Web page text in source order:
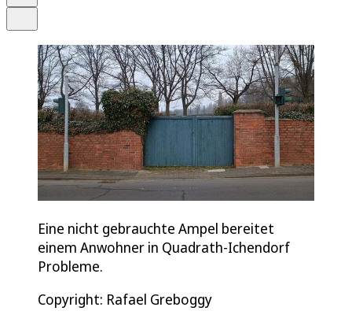
Eine nicht gebrauchte Ampel bereitet
einem Anwohner in Quadrath-Ichendorf
Probleme.
Copyright: Rafael Greboggy